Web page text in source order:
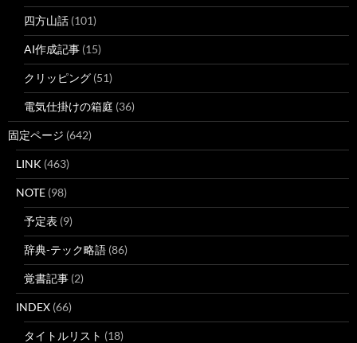
四方山話 (101)
AI作成記事 (15)
クリッピング (51)
電気仕掛けの箱庭 (36)
固定ページ (642)
LINK (463)
NOTE (98)
予定表 (9)
辞典-テック略語 (86)
覚書記事 (2)
INDEX (66)
タイトルリスト (18)